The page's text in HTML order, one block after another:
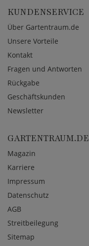
KUNDENSERVICE
Über Gartentraum.de
Unsere Vorteile
Kontakt
Fragen und Antworten
Rückgabe
Geschäftskunden
Newsletter
GARTENTRAUM.DE
Magazin
Karriere
Impressum
Datenschutz
AGB
Streitbeilegung
Sitemap